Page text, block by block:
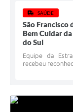
SAÚDE
São Francisco
Bem Cuidar
do Sul
Equipe da
recebeu